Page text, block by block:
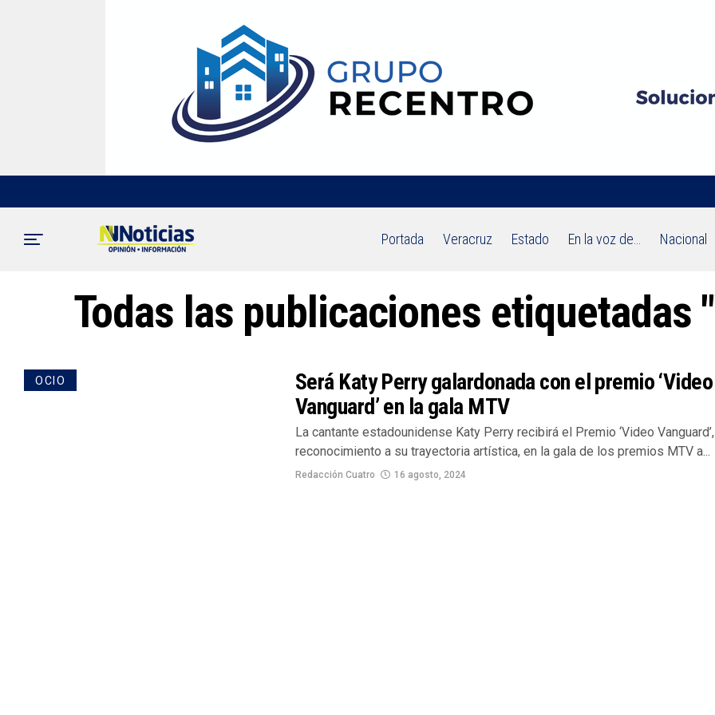
Portada Veracruz Estado En la voz de… Nacional
Todas las publicaciones etiquetadas
OCIO
Será Katy Perry galardonada con el premio ‘Video
Vanguard’ en la gala MTV
La cantante estadounidense Katy Perry recibirá el Premio ‘Video
reconocimiento a su trayectoria artística, en la gala de los premios MTV a...
Redacción Cuatro 16 agosto, 2024